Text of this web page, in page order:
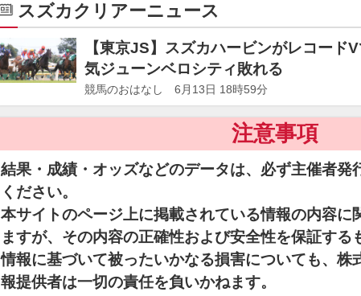
スズカクリアーニュース
【東京JS】スズカハービンがレコード
気ジューンベロシティ敗れる
競馬のおはなし 6月13日 18時59分
注意事項
結果・成績・オッズなどのデータは、必ず主催者発
ください。
本サイトのページ上に掲載されている情報の内容に
ますが、その内容の正確性および安全性を保証する
情報に基づいて被ったいかなる損害についても、株
報提供者は一切の責任を負いかねます。